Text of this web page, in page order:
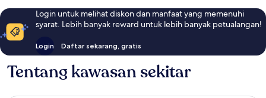
Login untuk melihat diskon dan manfaat yang memenuhi
syarat. Lebih banyak reward untuk lebih banyak petualangan!
Login Daftar sekarang, gratis
Tentang kawasan sekitar